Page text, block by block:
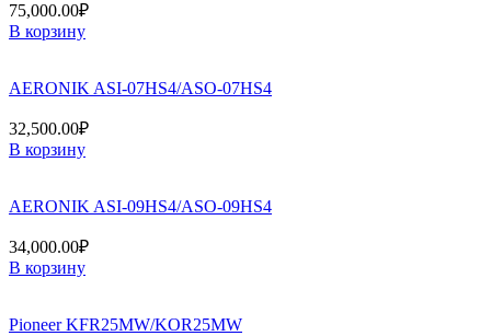
75,000.00₽
В корзину
AERONIK ASI-07HS4/ASO-07HS4
32,500.00₽
В корзину
AERONIK ASI-09HS4/ASO-09HS4
34,000.00₽
В корзину
Pioneer KFR25MW/KOR25MW